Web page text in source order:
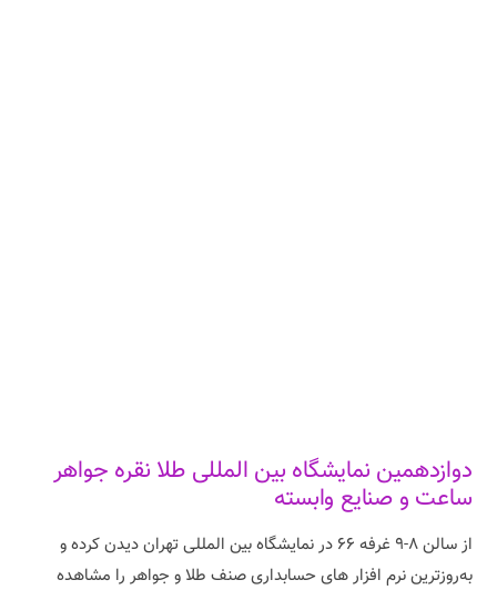
دوازدهمین نمایشگاه بین المللی طلا نقره جواهر
ساعت و صنایع وابسته
از سالن ۸-۹ غرفه ۶۶ در نمایشگاه بین المللی تهران دیدن کرده و
به‌روزترین نرم افزار های حسابداری صنف طلا و جواهر را مشاهده